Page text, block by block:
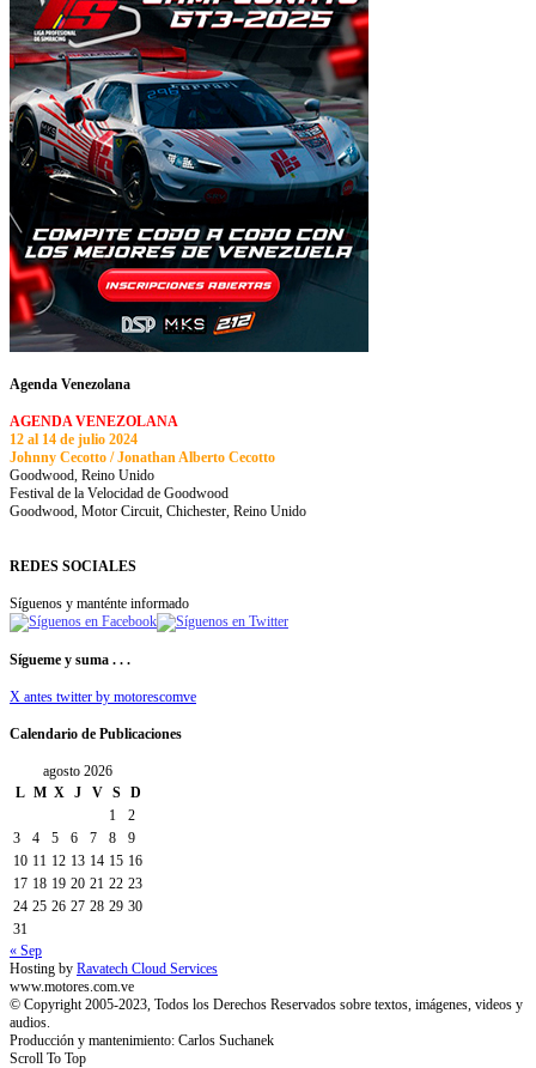
Agenda Venezolana
AGENDA VENEZOLANA
12 al 14 de julio 2024
Johnny Cecotto / Jonathan Alberto Cecotto
Goodwood, Reino Unido
Festival de la Velocidad de Goodwood
Goodwood, Motor Circuit, Chichester, Reino Unido
REDES SOCIALES
Síguenos y manténte informado
Sígueme y suma . . .
X antes twitter by motorescomve
Calendario de Publicaciones
agosto 2026
L M X J V S
D
1
2
3
4 5 6 7 8
9
10 11 12 13 14 15 16
17 18 19 20 21 22 23
24 25 26 27 28 29 30
31
« Sep
Hosting by Ravatech Cloud Services
www.motores.com.ve
© Copyright 2005-2023, Todos los Derechos Reservados sobre textos, imágenes, videos y
audios.
Producción y mantenimiento: Carlos Suchanek
Scroll To Top